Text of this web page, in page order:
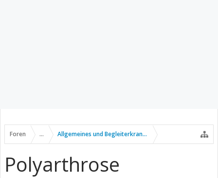
Foren ... Allgemeines und Begleiterkrankungen
Polyarthrose